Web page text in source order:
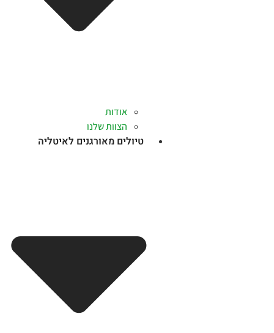
אודות
הצוות שלנו
טיולים מאורגנים לאיטליה